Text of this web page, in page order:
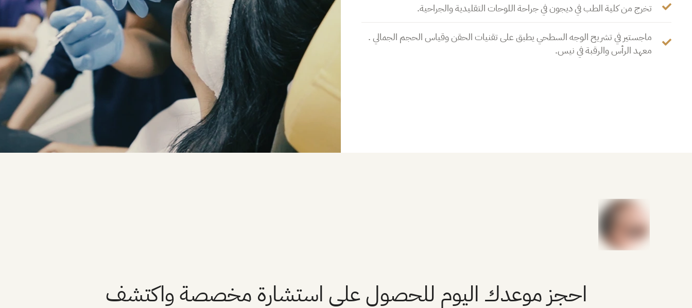
تخرج من كلية الطب في ديجون في جراحة اللوحات التقليدية والجراحية.
ماجستير في تشريح الوجه السطحي يطبق على تقنيات الحقن وقياس الحجم الجمالي .
معهد الرأس والرقبة في نيس.
احجز موعدك اليوم للحصول على استشارة مخصصة واكتشف